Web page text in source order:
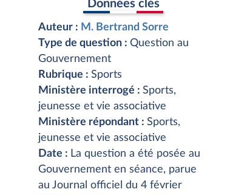
Données clés
Auteur : M. Bertrand Sorre
Type de question : Question au
Gouvernement
Rubrique : Sports
Ministère interrogé : Sports,
jeunesse et vie associative
Ministère répondant : Sports,
jeunesse et vie associative
Date : La question a été posée au
Gouvernement en séance, parue
au Journal officiel du 4 février